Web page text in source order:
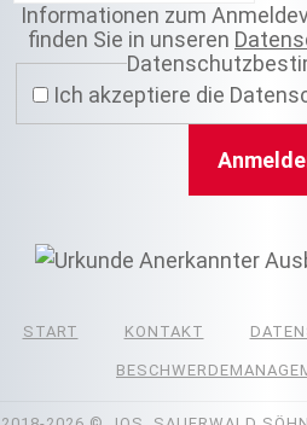
Informationen zum
finden Sie in unseren
Ich akzeptiere die
START KONTAKT